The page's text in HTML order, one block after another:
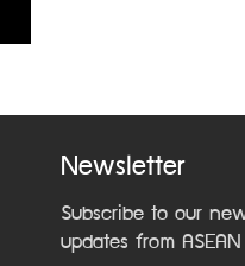
Newsletter
Subscribe to our
updates from